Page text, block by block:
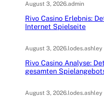
August 3, 2026.admin
Rivo Casino Erlebnis:
Internet Spielseite
August 3, 2026.lodes.ashley
Rivo Casino Analyse:
gesamten
August 3, 2026.lodes.ashley